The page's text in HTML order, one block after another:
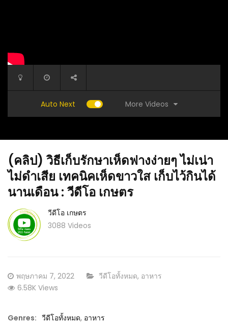
Auto Next More Videos
ห้นุ่ม
ซ่บๆ :
(คลิป) วิธีทำความสะอาดคราบกระทะดำ ศาลา
ยาการช่าง
(คลิป) วิธีเก็บรักษาเห็ดฟางง่ายๆ ไม่เน่า
ไม่ดำเสีย เทคนิคเห็ดขาวใส เก็บไว้กินได้
นานเดือน : วีดีโอ เกษตร
วีดีโอ เกษตร
3088 Videos
Posted
on
พฤษภาคม 7, 2022 CATEGORY:
วีดีโอทั้งหมด, อาหาร
6.58K Views
Genres: วีดีโอทั้งหมด, อาหาร